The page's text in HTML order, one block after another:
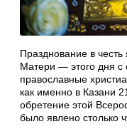
Празднование в
Матери — этого дня с
православные
как именно в Казани
обретение этой
было явлено столько